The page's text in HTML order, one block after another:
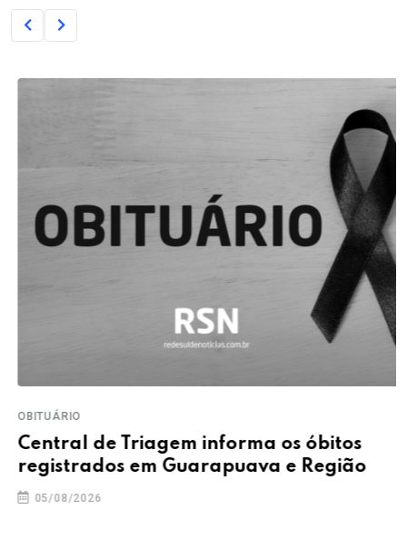
OBITUÁRIO
Central de Triagem informa os óbitos
registrados em Guarapuava e Região
05/08/2026